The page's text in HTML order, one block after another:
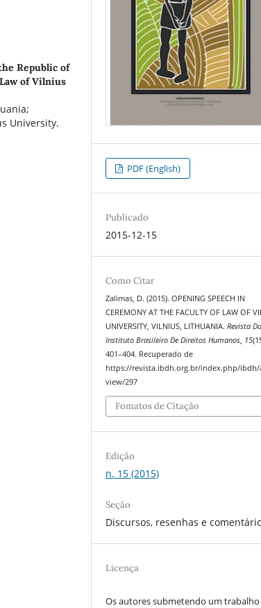
Republic of
of Vilnius
University.
PDF (English)
Publicado
2015-12-15
Como Citar
Zalimas, D. (2015). OPENING SPEECH IN
CEREMONY AT THE FACULTY OF LAW OF
UNIVERSITY, VILNIUS, LITHUANIA.Revista Do
Instituto Brasileiro De Direitos Humanos, 15
401–404. Recuperado de
https://revista.ibdh.org.br/index.php/ibdh/
view/297
Fomatos de Citação
Edição
n. 15 (2015)
Seção
Discursos, resenhas e
Licença
Os autores submetendo um trabalho